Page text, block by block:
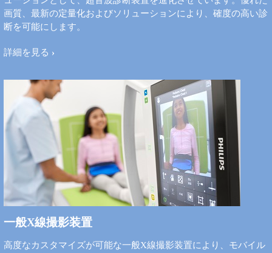
画質、最新の定量化およびソリューションにより、確度の高い診
断を可能にします。
詳細を見る
一般X線撮影装置
高度なカスタマイズが可能な一般X線撮影装置により、モバイル